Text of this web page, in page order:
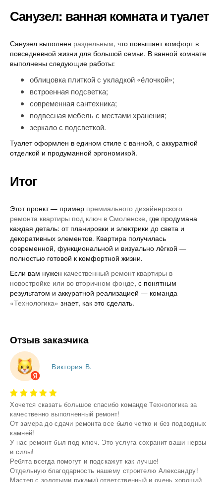
Санузел: ванная комната и туалет
Санузел выполнен раздельным, что повышает комфорт в
повседневной жизни для большой семьи. В ванной комнате
выполнены следующие работы:
облицовка плиткой с укладкой «ёлочкой»;
встроенная подсветка;
современная сантехника;
подвесная мебель с местами хранения;
зеркало с подсветкой.
Туалет оформлен в едином стиле с ванной, с аккуратной
отделкой и продуманной эргономикой.
Итог
Этот проект — пример премиального дизайнерского
ремонта квартиры под ключ в Смоленске, где продумана
каждая деталь: от планировки и электрики до света и
декоративных элементов. Квартира получилась
современной, функциональной и визуально лёгкой —
полностью готовой к комфортной жизни.
Если вам нужен качественный ремонт квартиры в
новостройке или во вторичном фонде, с понятным
результатом и аккуратной реализацией — команда
«Технологика» знает, как это сделать.
Отзыв заказчика
Виктория В.
Хочется сказать большое спасибо команде Технологика за
качественно выполненный ремонт!
От замера до сдачи ремонта все было четко и без подводных
камней!
У нас ремонт был под ключ. Это услуга сохранит ваши нервы
и силы!
Ребята всегда помогут и подскажут как лучше!
Отдельную благодарность нашему строителю Александру!
Мастер с золотыми руками) ответственный и очень хороший